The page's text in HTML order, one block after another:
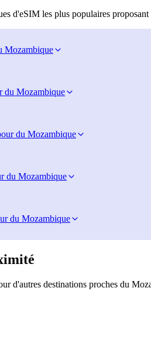
d'eSIM les plus populaires
Mozambique
du Mozambique
du Mozambique
du Mozambique
du Mozambique
d'autres destinations proches du